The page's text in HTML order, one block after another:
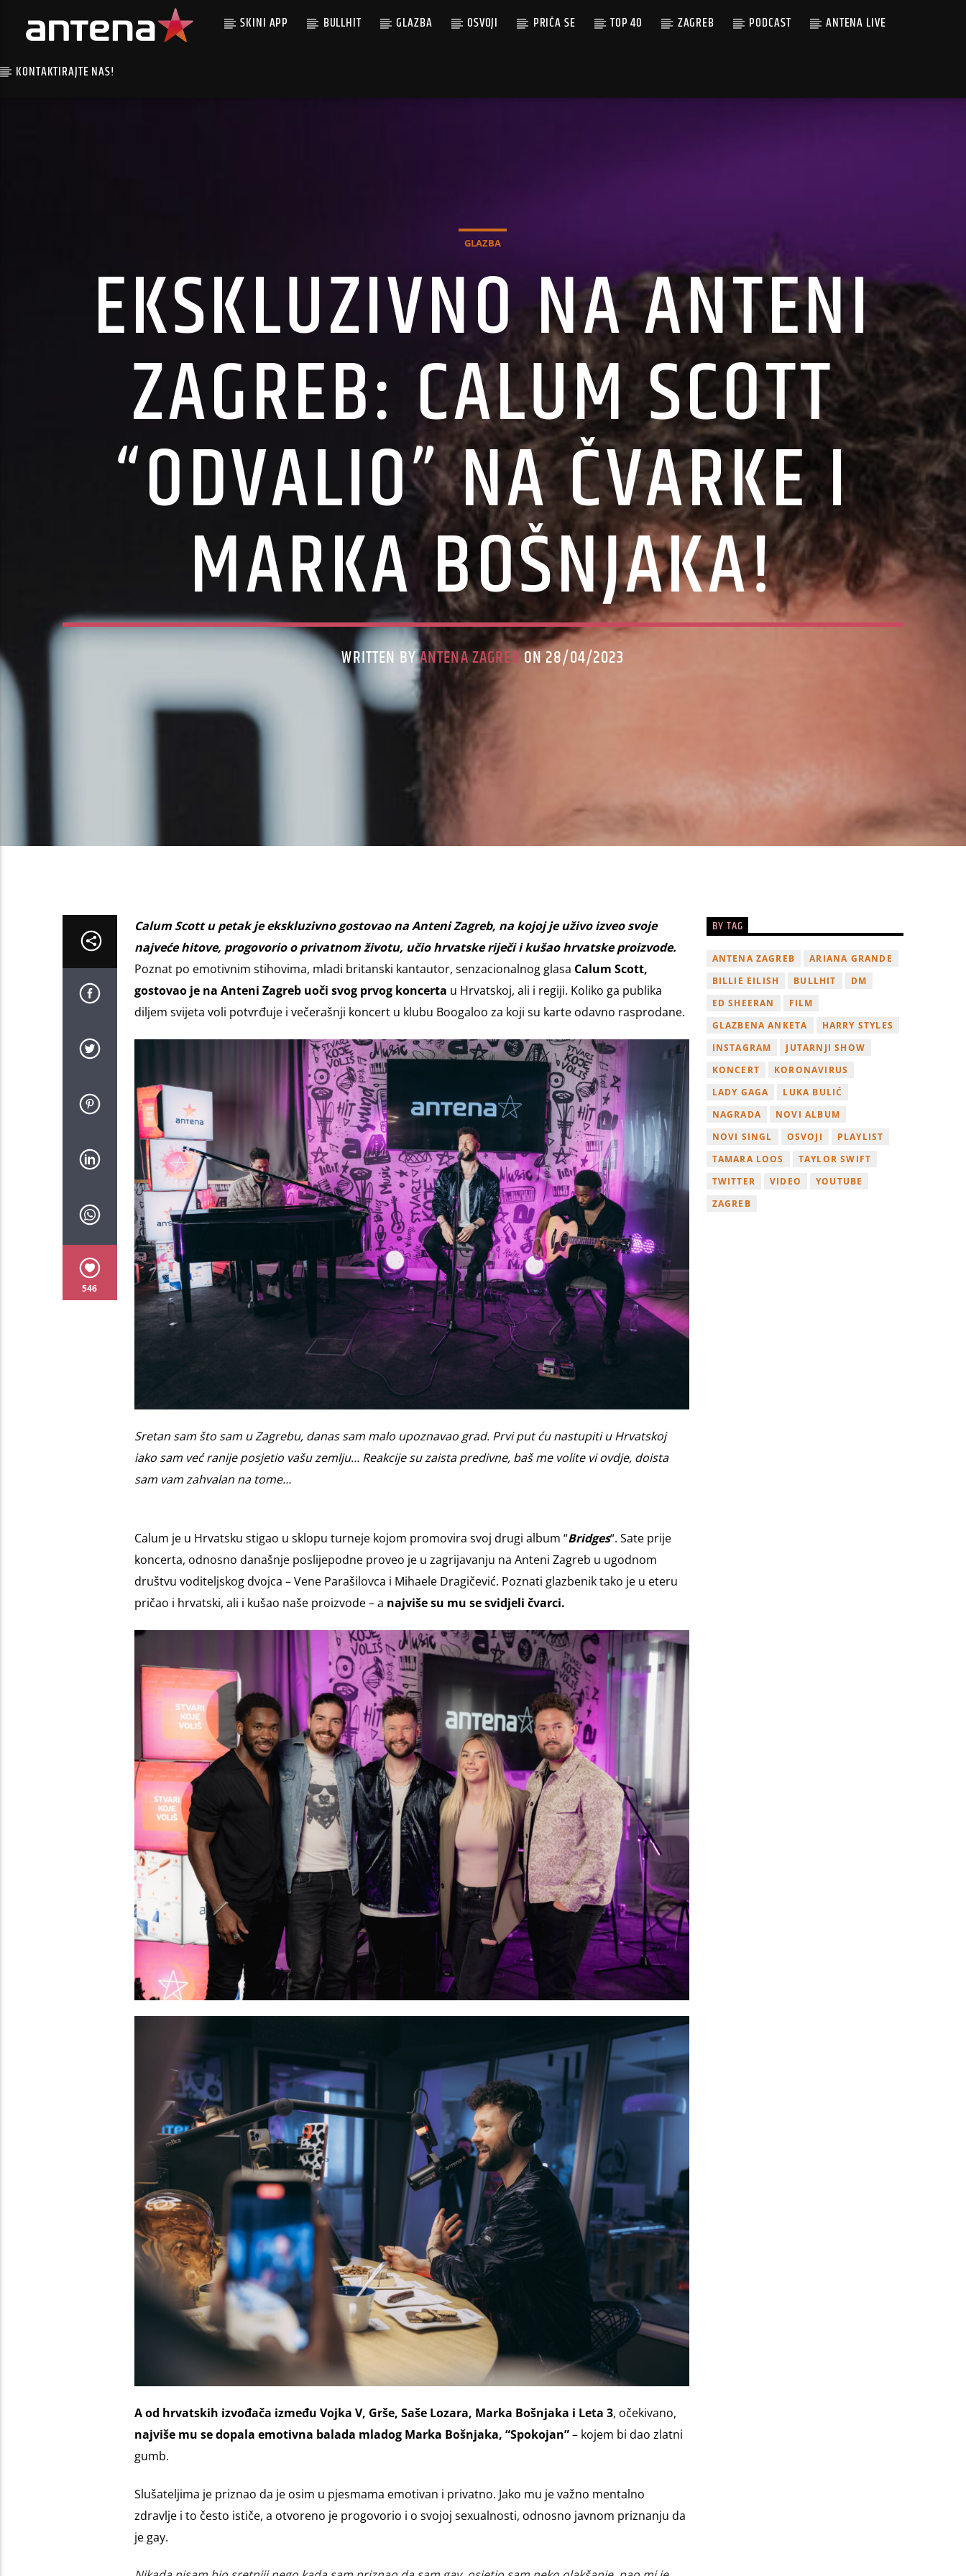
SKINI APP BULLHIT GLAZBA OSVOJI PRIČA SE TOP 40 ZAGREB PODCAST ANTENA LIVE
KONTAKTIRAJTE NAS!
GLAZBA
EKSKLUZIVNO NA ANTENI
ZAGREB: CALUM SCOTT
“ODVALIO” NA ČVARKE I
MARKA BOŠNJAKA!
WRITTEN BYANTENA ZAGREBON 28/04/2023
546
Calum Scott u petak je ekskluzivno gostovao na Anteni Zagreb, na kojoj je uživo izveo svoje
najveće hitove, progovorio o privatnom životu, učio hrvatske riječi i kušao hrvatske proizvode.
Poznat po emotivnim stihovima, mladi britanski kantautor, senzacionalnog glasa Calum Scott,
gostovao je na Anteni Zagreb uoči svog prvog koncerta u Hrvatskoj, ali i regiji. Koliko ga publika
diljem svijeta voli potvrđuje i večerašnji koncert u klubu Boogaloo za koji su karte odavno rasprodane.
Sretan sam što sam u Zagrebu, danas sam malo upoznavao grad. Prvi put ću nastupiti u Hrvatskoj
iako sam već ranije posjetio vašu zemlju… Reakcije su zaista predivne, baš me volite vi ovdje, doista
sam vam zahvalan na tome…
Calum je u Hrvatsku stigao u sklopu turneje kojom promovira svoj drugi album “Bridges“. Sate prije
koncerta, odnosno današnje poslijepodne proveo je u zagrijavanju na Anteni Zagreb u ugodnom
društvu voditeljskog dvojca – Vene Parašilovca i Mihaele Dragičević. Poznati glazbenik tako je u eteru
pričao i hrvatski, ali i kušao naše proizvode – a najviše su mu se svidjeli čvarci.
A od hrvatskih izvođača između Vojka V, Grše, Saše Lozara, Marka Bošnjaka i Leta 3, očekivano,
najviše mu se dopala emotivna balada mladog Marka Bošnjaka, “Spokojan”– kojem bi dao zlatni
gumb.
Slušateljima je priznao da je osim u pjesmama emotivan i privatno. Jako mu je važno mentalno
zdravlje i to često ističe, a otvoreno je progovorio i o svojoj sexualnosti, odnosno javnom priznanju da
je gay.
BY TAG
ANTENA ZAGREB
ARIANA GRANDE
BILLIE EILISH
BULLHIT
DM
ED SHEERAN
FILM
GLAZBENA ANKETA
HARRY STYLES
INSTAGRAM
JUTARNJI SHOW
KONCERT
KORONAVIRUS
LADY GAGA
LUKA BULIĆ
NAGRADA
NOVI ALBUM
NOVI SINGL
OSVOJI
PLAYLIST
TAMARA LOOS
TAYLOR SWIFT
TWITTER
VIDEO
YOUTUBE
ZAGREB